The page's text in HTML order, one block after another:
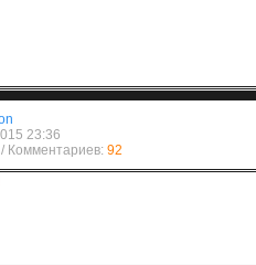
23:36
Комментариев: 92